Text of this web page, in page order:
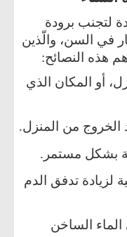
لتجنب برودة
في السن، والّذين
هذه النصائح:
أو المكان الذي
الخروج من المنزل.
بشكل مستمر.
لزيادة تدفق الدم
الساخن